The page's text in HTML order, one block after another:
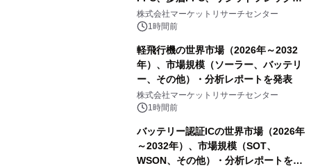
PCB）・分析レポートを発表
株式会社マーケットリサーチセンター
1時間前
軽飛行機の世界市場（2026年～2032
年）、市場規模（ソーラー、バッテリ
ー、その他）・分析レポートを発表
株式会社マーケットリサーチセンター
1時間前
バッテリー認証ICの世界市場（2026年
～2032年）、市場規模（SOT、
WSON、その他）・分析レポートを発